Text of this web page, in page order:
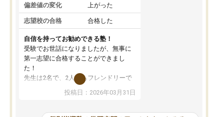
偏差値の変化 上がった
志望校の合格 合格した
自信を持ってお勧めできる塾！
受験でお世話になりましたが、無事に
第一志望に合格することができまし
た！
先生は2名で、2人ともフレンドリーで
優しいです！分からないところも質問
しやすく、苦手分野をしっかり克服す
投稿日：2026年03月31日